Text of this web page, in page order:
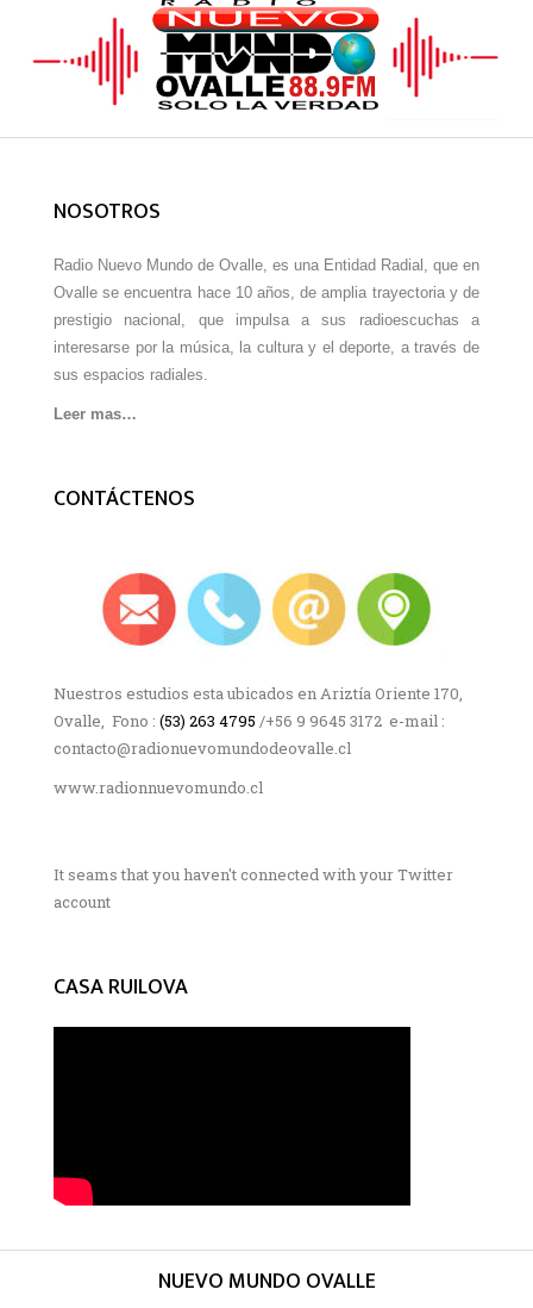
NOSOTROS
Radio Nuevo Mundo de Ovalle, es una Entidad Radial, que en
Ovalle se encuentra hace 10 años, de amplia trayectoria y de
prestigio nacional, que impulsa a sus radioescuchas a
interesarse por la música, la cultura y el deporte, a través de
sus espacios radiales.
Leer mas…
CONTÁCTENOS
Nuestros estudios esta ubicados en Ariztía Oriente 170,
Ovalle, Fono : (53) 263 4795 /+56 9 9645 3172 e-mail :
contacto@radionuevomundodeovalle.cl
www.radionnuevomundo.cl
It seams that you haven't connected with your Twitter
account
CASA RUILOVA
NUEVO MUNDO OVALLE